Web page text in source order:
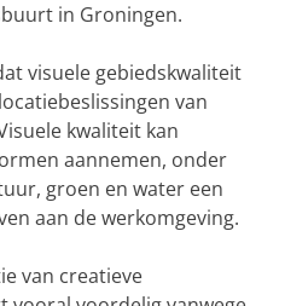
in Groningen.
visuele gebiedskwaliteit
van
kwaliteit kan
aannemen, onder
groen en water een
aan de werkomgeving.
van creatieve